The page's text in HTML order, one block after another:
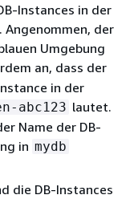
Instances in der
Angenommen, der
Umgebung
an, dass der
in der
abc123 lautet.
Name der DB-
in mydb
die DB-Instances